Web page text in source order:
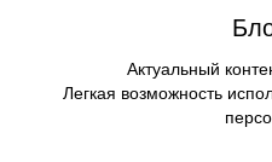
Актуальный
Легкая возможность